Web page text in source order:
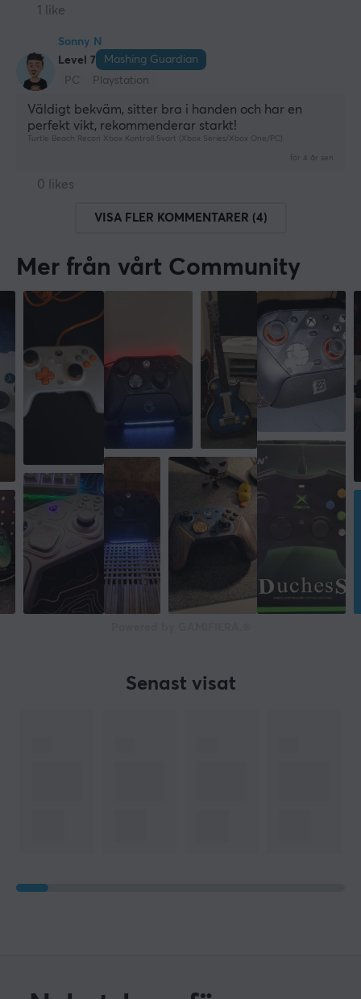
1 like
Sonny N
Level 7
Mashing Guardian
PC
Playstation
Väldigt bekväm, sitter bra i handen och har en
perfekt vikt, rekommenderar starkt!
Turtle Beach Recon Xbox Kontroll Svart (Xbox Series/Xbox One/PC)
för 4 år sen
0 likes
VISA FLER KOMMENTARER (4)
Mer från vårt Community
Senast visat